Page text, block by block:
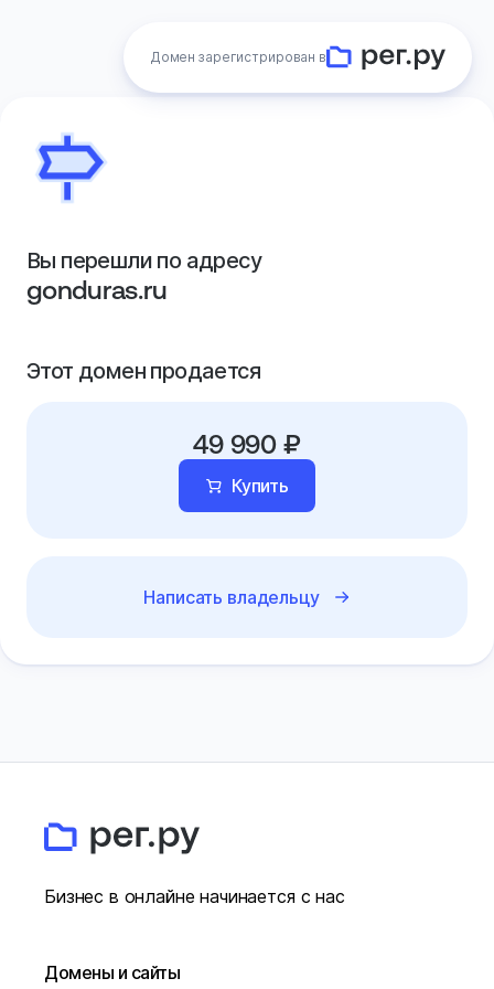
Домен зарегистрирован в
Вы перешли по адресу
gonduras.ru
Этот домен продается
49 990 ₽
Купить
Написать владельцу
Бизнес в онлайне начинается с нас
Домены и сайты